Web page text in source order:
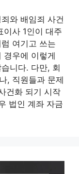
와 배임죄 사건
이사 1인이 대주
여기고 쓰는
경우에 이렇게
니다. 다만, 회
, 직원들과 문제
건화 되기 시작
법인 계좌 자금